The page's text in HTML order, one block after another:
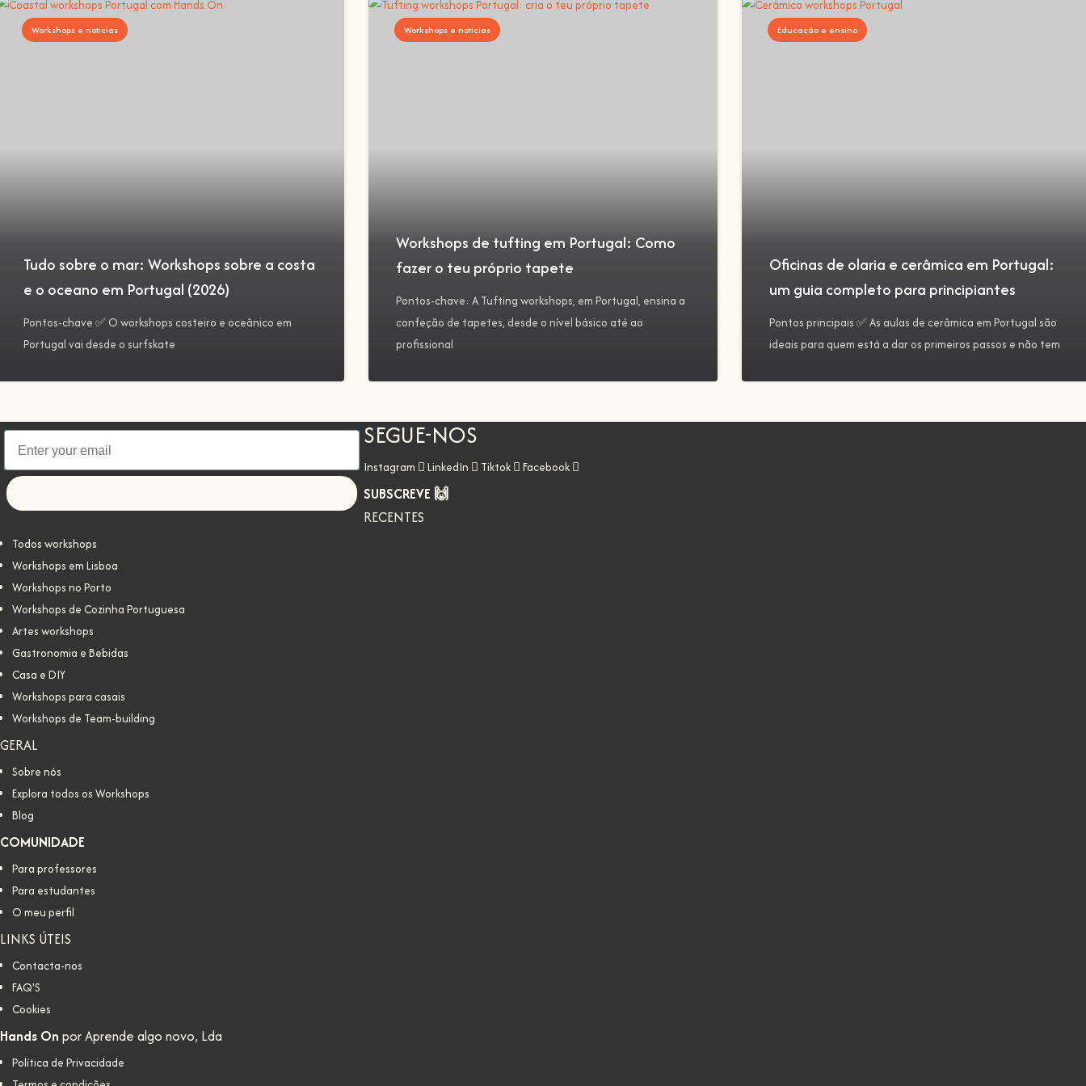
Workshops e notícias
Tudo sobre o mar: Workshops sobre a costa
e o oceano em Portugal (2026)
Pontos-chave ✅ O workshops costeiro e oceânico em
Portugal vai desde o surfskate
Workshops e notícias
Workshops de tufting em Portugal: Como
fazer o teu próprio tapete
Pontos-chave: A Tufting workshops, em Portugal, ensina a
confeção de tapetes, desde o nível básico até ao
profissional
Educação e ensino
Oficinas de olaria e cerâmica em Portugal:
um guia completo para principiantes
Pontos principais ✅ As aulas de cerâmica em Portugal são
ideais para quem está a dar os primeiros passos e não tem
SEGUE-NOS
Instagram LinkedIn Tiktok Facebook
SUBSCREVE 🙌
RECENTES
Todos workshops
Workshops em Lisboa
Workshops no Porto
Workshops de Cozinha Portuguesa
Artes workshops
Gastronomia e Bebidas
Casa e DIY
Workshops para casais
Workshops de Team-building
GERAL
Sobre nós
Explora todos os Workshops
Blog
COMUNIDADE
Para professores
Para estudantes
O meu perfil
LINKS ÚTEIS
Contacta-nos
FAQ'S
Cookies
Hands On por Aprende algo novo, Lda
Política de Privacidade